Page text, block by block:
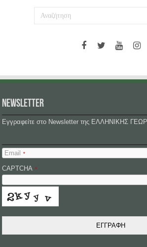
NEWSLETTER
Εγγραφείτε στο Newsletter της ΕΛΛΗΝΙΚΗΣ
Email *
CAPTCHA *
ΕΓΓΡΑΦΗ